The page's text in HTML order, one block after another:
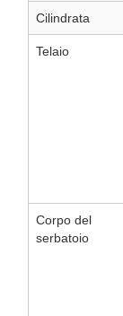
Cilindrata
Telaio
Corpo del
serbatoio